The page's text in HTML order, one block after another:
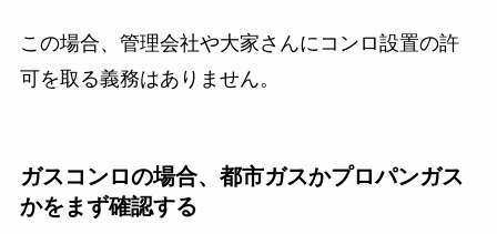
この場合、管理会社や大家さんにコンロ設置の許
可を取る義務はありません。
ガスコンロの場合、都市ガスかプロパンガス
かをまず確認する